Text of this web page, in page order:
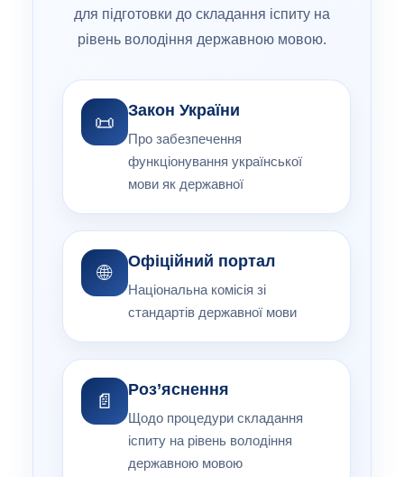
для підготовки до складання іспиту на
рівень володіння державною мовою.
📜
Закон України
Про забезпечення
функціонування української
мови як державної
🌐
Офіційний портал
Національна комісія зі
стандартів державної мови
📄
Роз’яснення
Щодо процедури складання
іспиту на рівень володіння
державною мовою